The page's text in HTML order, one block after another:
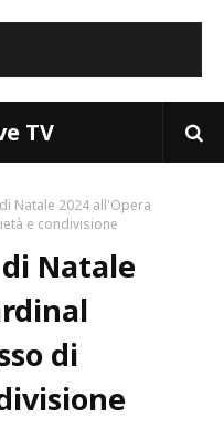
TV
Natale 2024 all'Opera
e condivisione
Natale
di